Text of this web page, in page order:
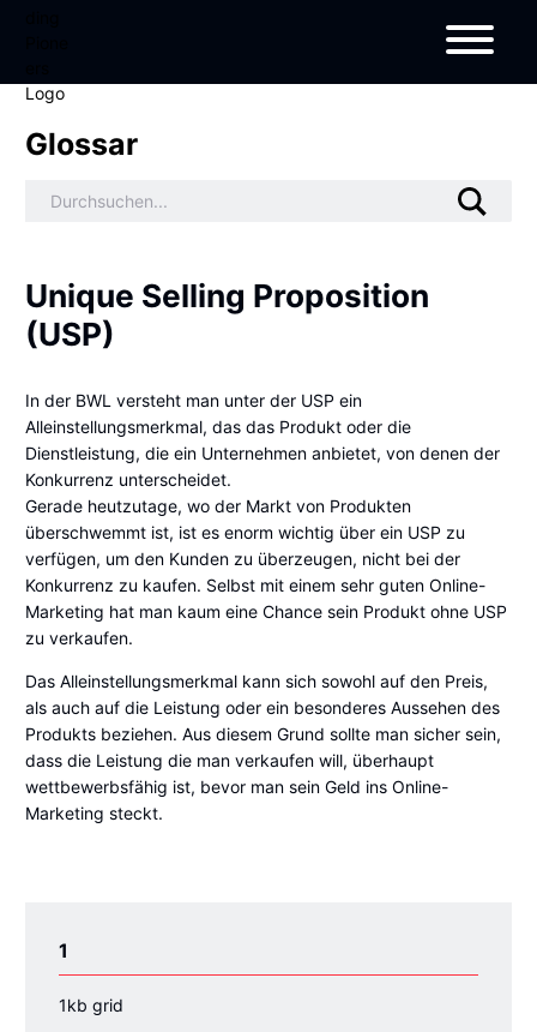
Glossar
Unique Selling Proposition
(USP)
In der BWL versteht man unter der USP ein
Alleinstellungsmerkmal, das das Produkt oder die
Dienstleistung, die ein Unternehmen anbietet, von denen der
Konkurrenz unterscheidet.
Gerade heutzutage, wo der Markt von Produkten
überschwemmt ist, ist es enorm wichtig über ein USP zu
verfügen, um den Kunden zu überzeugen, nicht bei der
Konkurrenz zu kaufen. Selbst mit einem sehr guten Online-
Marketing hat man kaum eine Chance sein Produkt ohne USP
zu verkaufen.
Das Alleinstellungsmerkmal kann sich sowohl auf den Preis,
als auch auf die Leistung oder ein besonderes Aussehen des
Produkts beziehen. Aus diesem Grund sollte man sicher sein,
dass die Leistung die man verkaufen will, überhaupt
wettbewerbsfähig ist, bevor man sein Geld ins Online-
Marketing steckt.
1
1kb grid